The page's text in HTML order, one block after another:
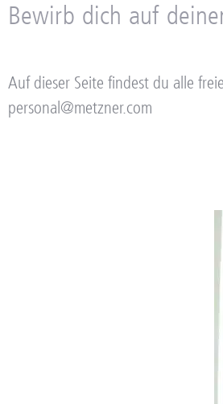
Bewirb dich auf
Auf dieser Seite findest du alle
personal@metzner.com